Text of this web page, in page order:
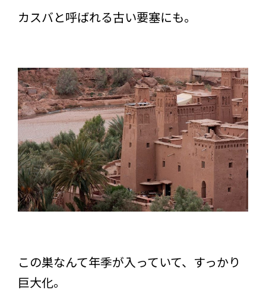
カスバと呼ばれる古い要塞にも。
この巣なんて年季が入っていて、すっかり
巨大化。